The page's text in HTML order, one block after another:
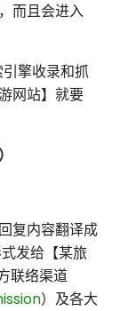
而且会进入
擎收录和抓
网站】就要
复内容翻译成
发给【某旅
联络渠道
）及各大